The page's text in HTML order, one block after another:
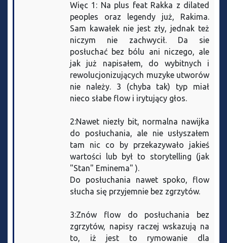
Więc 1: Na plus feat Rakka z dilated
peoples oraz legendy już, Rakima.
Sam kawałek nie jest zły, jednak też
niczym nie zachwycił. Da sie
posłuchać bez bólu ani niczego, ale
jak już napisałem, do wybitnych i
rewolucjonizujących muzyke utworów
nie należy. 3 (chyba tak) typ miał
nieco słabe flow i irytujący głos.
2:Nawet niezły bit, normalna nawijka
do posłuchania, ale nie usłyszałem
tam nic co by przekazywało jakieś
wartości lub był to storytelling (jak
"Stan" Eminema" ).
Do posłuchania nawet spoko, flow
słucha się przyjemnie bez zgrzytów.
3:Znów flow do posłuchania bez
zgrzytów, napisy raczej wskazują na
to, iż jest to rymowanie dla